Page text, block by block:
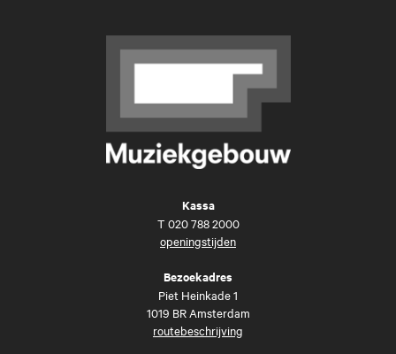
Kassa
T 020 788 2000
openingstijden
Bezoekadres
Piet Heinkade 1
1019 BR Amsterdam
routebeschrijving